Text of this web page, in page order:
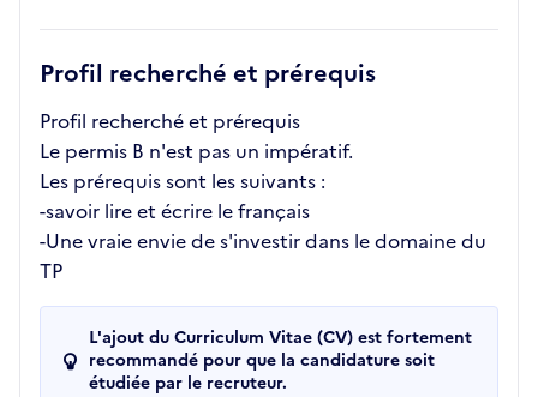
Profil recherché et prérequis
Profil recherché et prérequis
Le permis B n'est pas un impératif.
Les prérequis sont les suivants :
-savoir lire et écrire le français
-Une vraie envie de s'investir dans le domaine du
TP
L'ajout du Curriculum Vitae (CV) est fortement
recommandé pour que la candidature soit
étudiée par le recruteur.